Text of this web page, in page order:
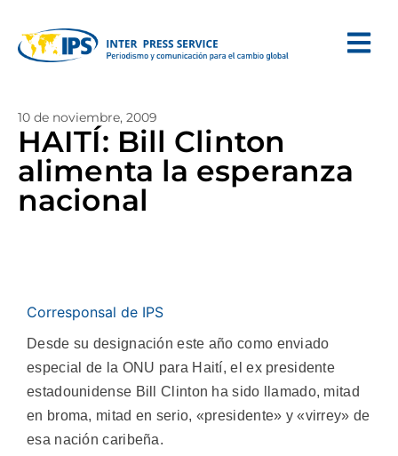
10 de noviembre, 2009
HAITÍ: Bill Clinton
alimenta la esperanza
nacional
Corresponsal de IPS
Desde su designación este año como enviado
especial de la ONU para Haití, el ex presidente
estadounidense Bill Clinton ha sido llamado, mitad
en broma, mitad en serio, «presidente» y «virrey» de
esa nación caribeña.